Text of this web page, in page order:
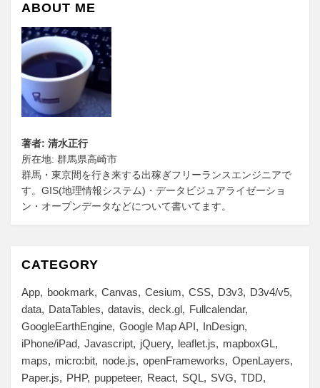
ABOUT ME
著者: 清水正行
所在地: 群馬県高崎市
群馬・東京間を行き来する出稼ぎフリーランスエンジニアで
す。GIS(地理情報システム)・データビジュアライゼーショ
ン・オープンデータなどについて書いてます。
CATEGORY
App bookmark Canvas Cesium CSS D3v3
D3v4/v5
data
DataTables datavis deck.gl
Fullcalendar
GoogleEarthEngine Google Map API
InDesign
iPhone/iPad Javascript jQuery leaflet.js
mapboxGL
maps
micro:bit node.js openFrameworks
OpenLayers
Paper.js
PHP puppeteer React SQL SVG
TDD